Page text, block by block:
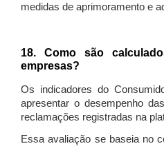
medidas de aprimoramento e
18. Como são
empresas?
Os indicadores do
apresentar o desempenho
reclamações registradas na
Essa avaliação se baseia no